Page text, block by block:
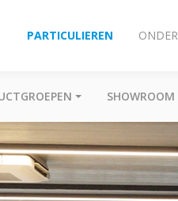
PARTICULIEREN
SHOWROOM